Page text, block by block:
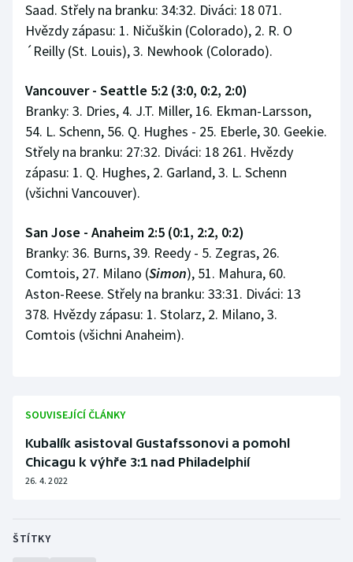
Saad. Střely na branku: 34:32. Diváci: 18 071.
Hvězdy zápasu: 1. Ničuškin (Colorado), 2. R. O
´Reilly (St. Louis), 3. Newhook (Colorado).
Vancouver - Seattle 5:2 (3:0, 0:2, 2:0)
Branky: 3. Dries, 4. J.T. Miller, 16. Ekman-Larsson,
54. L. Schenn, 56. Q. Hughes - 25. Eberle, 30. Geekie.
Střely na branku: 27:32. Diváci: 18 261. Hvězdy
zápasu: 1. Q. Hughes, 2. Garland, 3. L. Schenn
(všichni Vancouver).
San Jose - Anaheim 2:5 (0:1, 2:2, 0:2)
Branky: 36. Burns, 39. Reedy - 5. Zegras, 26.
Comtois, 27. Milano (Simon), 51. Mahura, 60.
Aston-Reese. Střely na branku: 33:31. Diváci: 13
378. Hvězdy zápasu: 1. Stolarz, 2. Milano, 3.
Comtois (všichni Anaheim).
SOUVISEJÍCÍ ČLÁNKY
Kubalík asistoval Gustafssonovi a pomohl
Chicagu k výhře 3:1 nad Philadelphií
26. 4. 2022
ŠTÍTKY